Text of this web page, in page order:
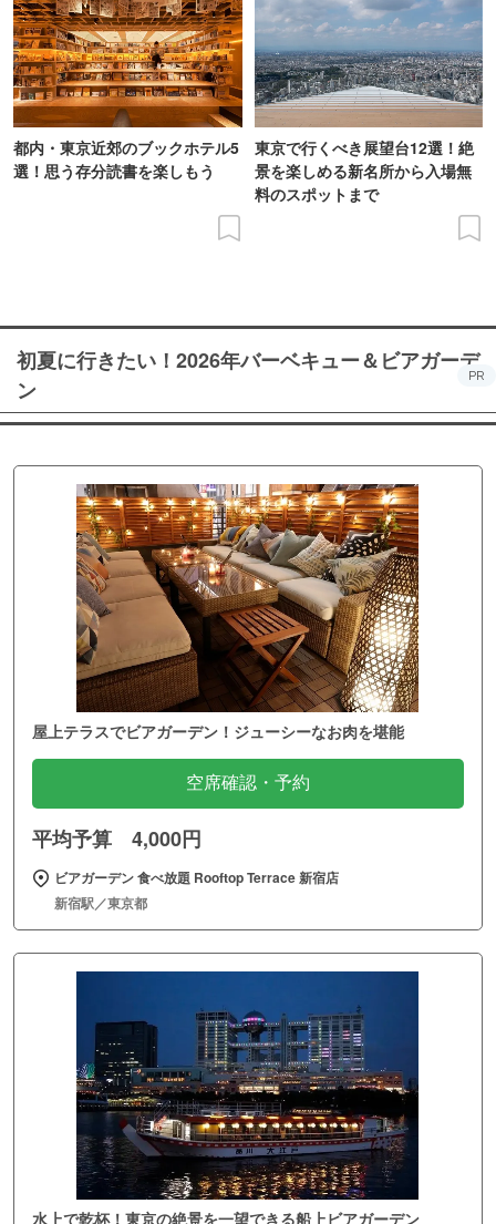
都内・東京近郊のブックホテル5
選！思う存分読書を楽しもう
東京で行くべき展望台12選！絶
景を楽しめる新名所から入場無
料のスポットまで
初夏に行きたい！2026年バーベキュー＆ビアガーデ
ン
PR
屋上テラスでビアガーデン！ジューシーなお肉を堪能
空席確認・予約
平均予算 4,000円
ビアガーデン 食べ放題 Rooftop Terrace 新宿店
新宿駅／東京都
水上で乾杯！東京の絶景を一望できる船上ビアガーデン